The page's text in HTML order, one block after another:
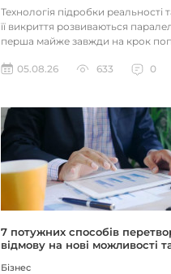
Технологія підробки реальності
її викриття розвиваються
перша майже завжди на крок
05.08.26
633 0
7 потужних способів
відмову на нові можливості
Бізнес